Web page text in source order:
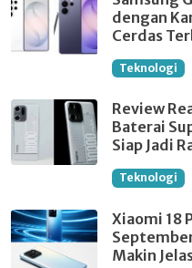
dengan
Cerdas
Teknologi
Review
Baterai
Siap Jadi
Teknologi
Xiaomi 18
Makin